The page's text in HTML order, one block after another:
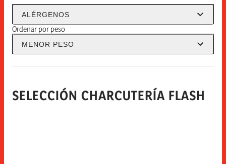
SELECCIÓN CHARCUTERÍA FLASH
SELECCIÓN CHARCUTERÍA
ESPUÑA TRADITION - CLEAN LABEL
Alérgenos
ALÉRGENOS
Ordenar por peso
MENOR PESO
SELECCIÓN CHARCUTERÍA FLASH